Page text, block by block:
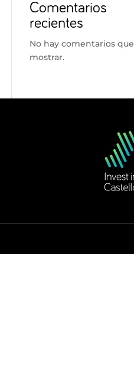
Comentarios
recientes
No hay comentarios que
mostrar.